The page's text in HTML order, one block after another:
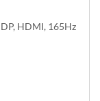
HDMI, 165Hz